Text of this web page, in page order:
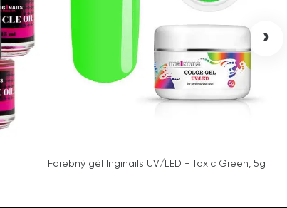
Farebný gél Inginails UV/LED - Toxic Green, 5g
›